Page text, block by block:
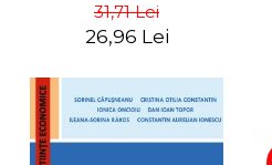
31,71 Lei
26,96 Lei